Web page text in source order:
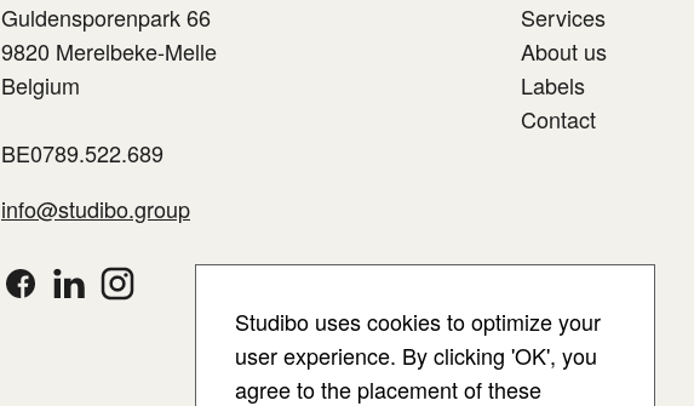
Guldensporenpark 66
9820 Merelbeke-Melle
Belgium
BE0789.522.689
info@studibo.group
Services
About us
Labels
Contact
Studibo uses cookies to optimize your
user experience. By clicking 'OK', you
agree to the placement of these